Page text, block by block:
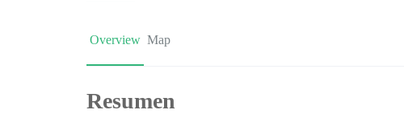
Overview Map
Resumen